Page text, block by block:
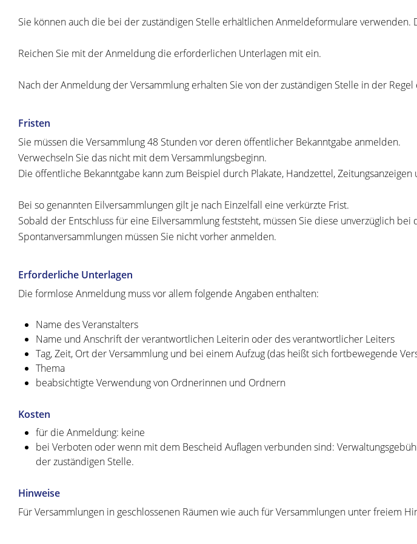
Sie können auch die bei der zuständigen Stelle erhältlichen Anmeldeformulare verwenden.
Reichen Sie mit der Anmeldung die erforderlichen Unterlagen mit ein.
Nach der Anmeldung der Versammlung erhalten Sie von der zuständigen Stelle in der
Fristen
Sie müssen die Versammlung 48 Stunden vor deren öffentlicher Bekanntgabe anmelden.
Verwechseln Sie das nicht mit dem Versammlungsbeginn.
Die öffentliche Bekanntgabe kann zum Beispiel durch Plakate, Handzettel,
Bei so genannten Eilversammlungen gilt je nach Einzelfall eine verkürzte Frist.
Sobald der Entschluss für eine Eilversammlung feststeht, müssen Sie diese unverzüglich
Spontanversammlungen müssen Sie nicht vorher anmelden.
Erforderliche Unterlagen
Die formlose Anmeldung muss vor allem folgende Angaben enthalten:
Name des Veranstalters
Name und Anschrift der verantwortlichen Leiterin oder des verantwortlicher Leiters
Tag, Zeit, Ort der Versammlung und bei einem Aufzug (das heißt sich fortbewegende
Thema
beabsichtigte Verwendung von Ordnerinnen und Ordnern
Kosten
für die Anmeldung: keine
bei Verboten oder wenn mit dem Bescheid Auflagen verbunden sind:
der zuständigen Stelle.
Hinweise
Für Versammlungen in geschlossenen Räumen wie auch für Versammlungen unter freiem